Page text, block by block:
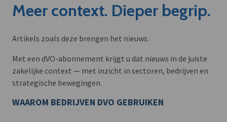
Meer context. Dieper begrip.
Artikels zoals deze brengen het nieuws.
Met een dVO-abonnement krijgt u dat nieuws in de juiste
zakelijke context — met inzicht in sectoren, bedrijven en
strategische bewegingen.
WAAROM BEDRIJVEN DVO GEBRUIKEN